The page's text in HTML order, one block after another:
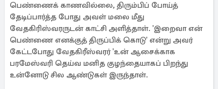
பெண்ணைக் காணவில்லை, திரும்பிப் போய்த்
தேடிப்பார்த்த போது அவள் மலை மீது
வேதகிரிஸ்வரருடன் காட்சி அளித்தாள். 'இறைவா என்
பெண்ணை எனக்குத் திருப்பிக் கொடு' என்று அவர்
கேட்டபோது வேதகிரீஸ்வரர் 'உன் ஆசைக்காக
பரமேஸ்வரி தெய்வ மனித குழந்தையாகப் பிறந்து
உன்னோடு சில ஆண்டுகள் இருந்தாள்.